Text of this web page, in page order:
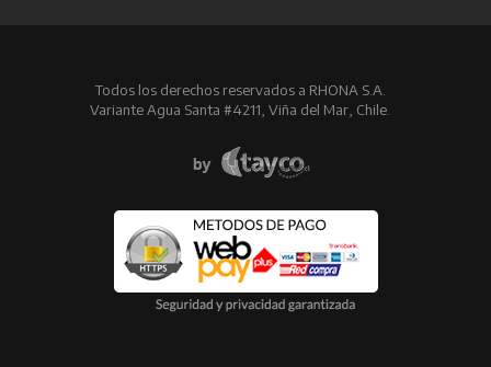
Todos los derechos reservados a RHONA S.A.
Variante Agua Santa #4211, Viña del Mar, Chile.